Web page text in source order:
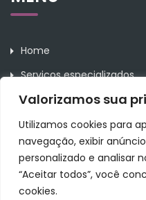
Valorizamos sua
Utilizamos cookies para
navegação, exibir
personalizado e analisar
“Aceitar todos”, você
cookies.
Home
Serviços especializados
Contato
All Rights Reserved